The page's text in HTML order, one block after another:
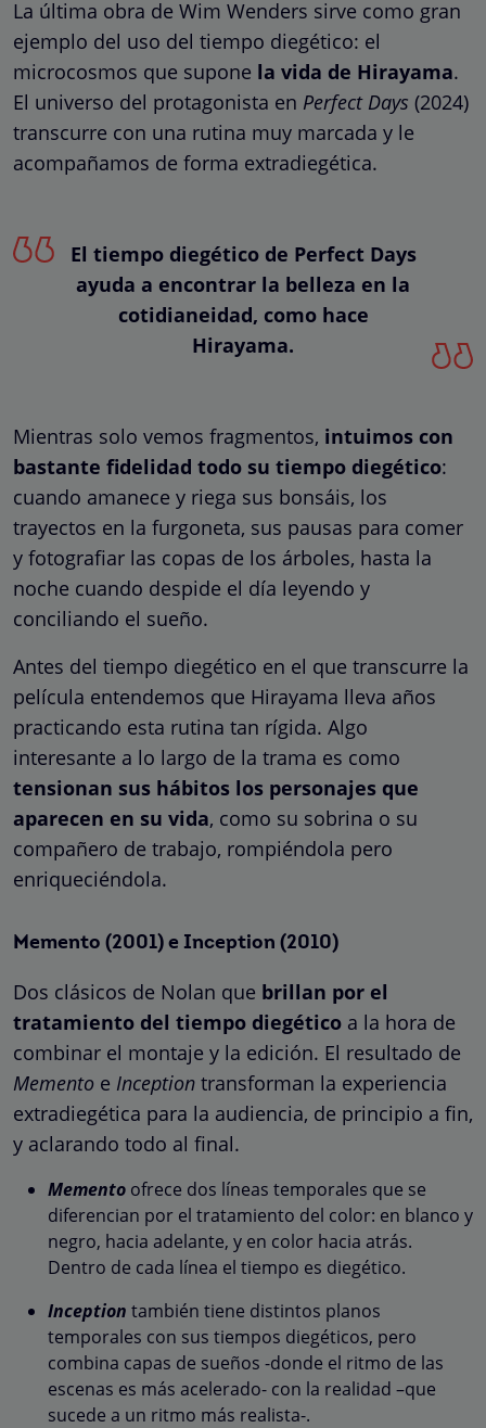
La última obra de Wim Wenders sirve como gran
ejemplo del uso del tiempo diegético: el
microcosmos que supone la vida de Hirayama.
El universo del protagonista en Perfect Days (2024)
transcurre con una rutina muy marcada y le
acompañamos de forma extradiegética.
El tiempo diegético de Perfect Days
ayuda a encontrar la belleza en la
cotidianeidad, como hace
Hirayama.
Mientras solo vemos fragmentos, intuimos con
bastante fidelidad todo su tiempo diegético:
cuando amanece y riega sus bonsáis, los
trayectos en la furgoneta, sus pausas para comer
y fotografiar las copas de los árboles, hasta la
noche cuando despide el día leyendo y
conciliando el sueño.
Antes del tiempo diegético en el que transcurre la
película entendemos que Hirayama lleva años
practicando esta rutina tan rígida. Algo
interesante a lo largo de la trama es como
tensionan sus hábitos los personajes que
aparecen en su vida, como su sobrina o su
compañero de trabajo, rompiéndola pero
enriqueciéndola.
Memento (2001) e Inception (2010)
Dos clásicos de Nolan que brillan por el
tratamiento del tiempo diegético a la hora de
combinar el montaje y la edición. El resultado de
Memento e Inception transforman la experiencia
extradiegética para la audiencia, de principio a fin,
y aclarando todo al final.
Memento ofrece dos líneas temporales que se
diferencian por el tratamiento del color: en blanco y
negro, hacia adelante, y en color hacia atrás.
Dentro de cada línea el tiempo es diegético.
Inception también tiene distintos planos
temporales con sus tiempos diegéticos, pero
combina capas de sueños -donde el ritmo de las
escenas es más acelerado- con la realidad –que
sucede a un ritmo más realista-.